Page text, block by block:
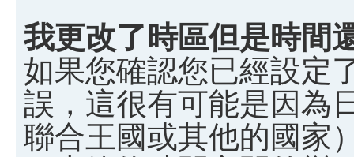
我更改了時區但是時間
如果您確認您已經設定
誤，這很有可能是因為
聯合王國或其他的國家